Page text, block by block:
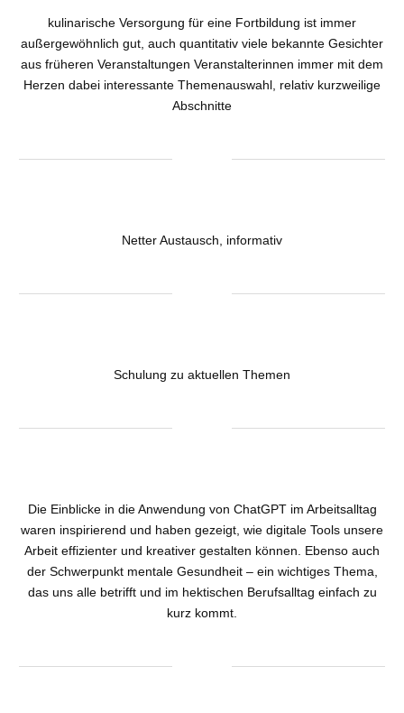
kulinarische Versorgung für eine Fortbildung ist immer
außergewöhnlich gut, auch quantitativ viele bekannte Gesichter
aus früheren Veranstaltungen Veranstalterinnen immer mit dem
Herzen dabei interessante Themenauswahl, relativ kurzweilige
Abschnitte
Netter Austausch, informativ
Schulung zu aktuellen Themen
Die Einblicke in die Anwendung von ChatGPT im Arbeitsalltag
waren inspirierend und haben gezeigt, wie digitale Tools unsere
Arbeit effizienter und kreativer gestalten können. Ebenso auch
der Schwerpunkt mentale Gesundheit – ein wichtiges Thema,
das uns alle betrifft und im hektischen Berufsalltag einfach zu
kurz kommt.